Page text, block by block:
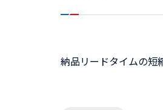
納品リードタイムの短